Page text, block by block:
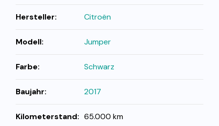
Hersteller: Citroën
Modell: Jumper
Farbe: Schwarz
Baujahr: 2017
Kilometerstand: 65.000 km